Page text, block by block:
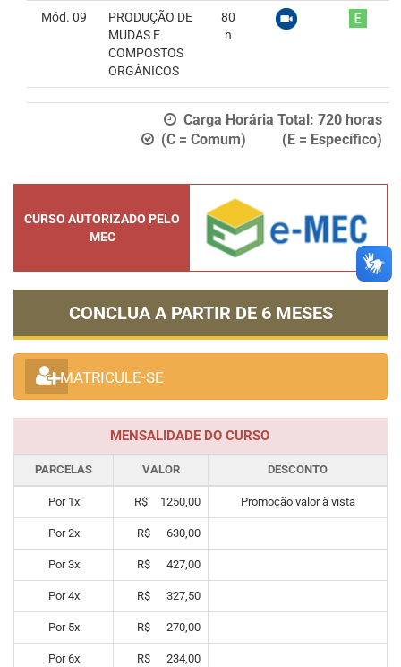
Mód. 09
PRODUÇÃO DE
MUDAS E
COMPOSTOS
ORGÂNICOS
80
h
Carga Horária Total: 720 horas
(C = Comum) (E = Específico)
CURSO AUTORIZADO PELO
MEC
CONCLUA A PARTIR DE 6 MESES
MATRICULE-SE
MENSALIDADE DO CURSO
PARCELAS VALOR DESCONTO
Por 1x R$ 1250,00 Promoção valor à vista
Por2x R$ 630,00
Por3x R$ 427,00
Por4x R$ 327,50
Por 5x R$ 270,00
Por6x R$ 234,00